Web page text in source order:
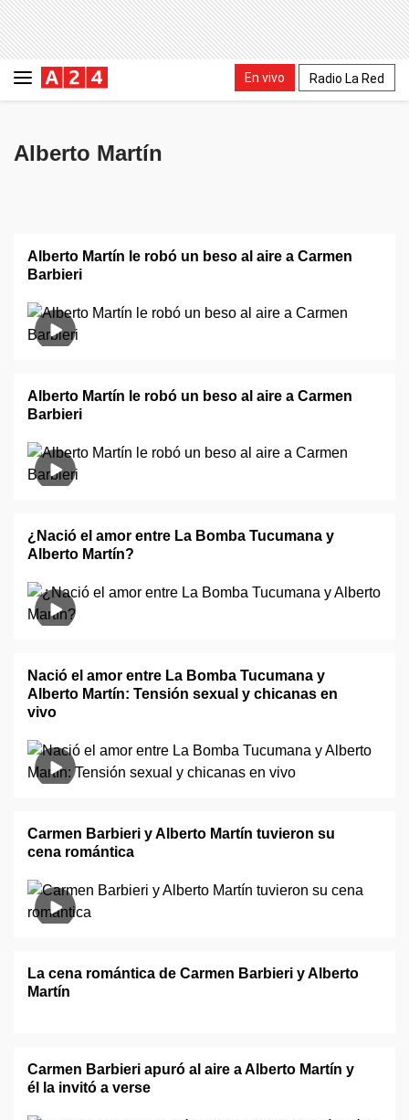
En vivo Radio La Red
Alberto Martín
Alberto Martín le robó un beso al aire a Carmen
Barbieri
Alberto Martín le robó un beso al aire a Carmen
Barbieri
¿Nació el amor entre La Bomba Tucumana y
Alberto Martín?
Nació el amor entre La Bomba Tucumana y
Alberto Martín: Tensión sexual y chicanas en
vivo
Carmen Barbieri y Alberto Martín tuvieron su
cena romántica
La cena romántica de Carmen Barbieri y Alberto
Martín
Carmen Barbieri apuró al aire a Alberto Martín y
él la invitó a verse